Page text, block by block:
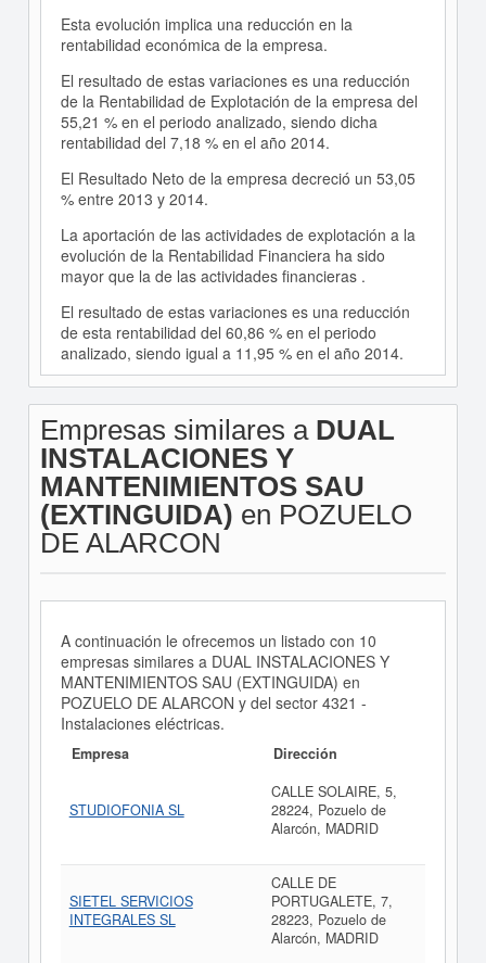
Esta evolución implica una reducción en la
rentabilidad económica de la empresa.
El resultado de estas variaciones es una reducción
de la Rentabilidad de Explotación de la empresa del
55,21 % en el periodo analizado, siendo dicha
rentabilidad del 7,18 % en el año 2014.
El Resultado Neto de la empresa decreció un 53,05
% entre 2013 y 2014.
La aportación de las actividades de explotación a la
evolución de la Rentabilidad Financiera ha sido
mayor que la de las actividades financieras .
El resultado de estas variaciones es una reducción
de esta rentabilidad del 60,86 % en el periodo
analizado, siendo igual a 11,95 % en el año 2014.
Empresas similares a DUAL
INSTALACIONES Y
MANTENIMIENTOS SAU
(EXTINGUIDA) en POZUELO
DE ALARCON
A continuación le ofrecemos un listado con 10
empresas similares a DUAL INSTALACIONES Y
MANTENIMIENTOS SAU (EXTINGUIDA) en
POZUELO DE ALARCON y del sector 4321 -
Instalaciones eléctricas.
Empresa Dirección
STUDIOFONIA SL
CALLE SOLAIRE, 5,
28224, Pozuelo de
Alarcón, MADRID
SIETEL SERVICIOS
INTEGRALES SL
CALLE DE
PORTUGALETE, 7,
28223, Pozuelo de
Alarcón, MADRID